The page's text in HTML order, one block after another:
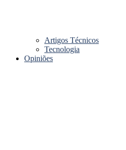
Artigos Técnicos
Tecnologia
Opiniões